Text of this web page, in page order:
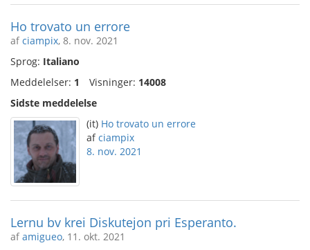
Ho trovato un errore
afciampix, 8. nov. 2021
Sprog: Italiano
Meddelelser: 1 Visninger: 14008
Sidste meddelelse
(it) Ho trovato un errore
afciampix
8. nov. 2021
Lernu bv krei Diskutejon pri Esperanto.
afamigueo, 11. okt. 2021